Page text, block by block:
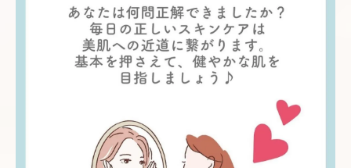
技術力と居心地の良さを兼ね備えたサロン
とは
サロン選びで重視したいアフターケアの重
美肌実現のためにチェックしたいポイント
熊本市東区で注目のフェイシャルサロンくすみ